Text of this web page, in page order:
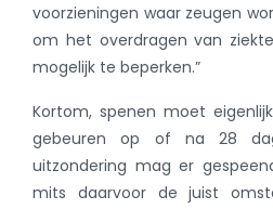
voorzieningen waar zeugen
om het overdragen van
mogelijk te beperken.”
Kortom, spenen moet
gebeuren op of na 28
uitzondering mag er
mits daarvoor de juist